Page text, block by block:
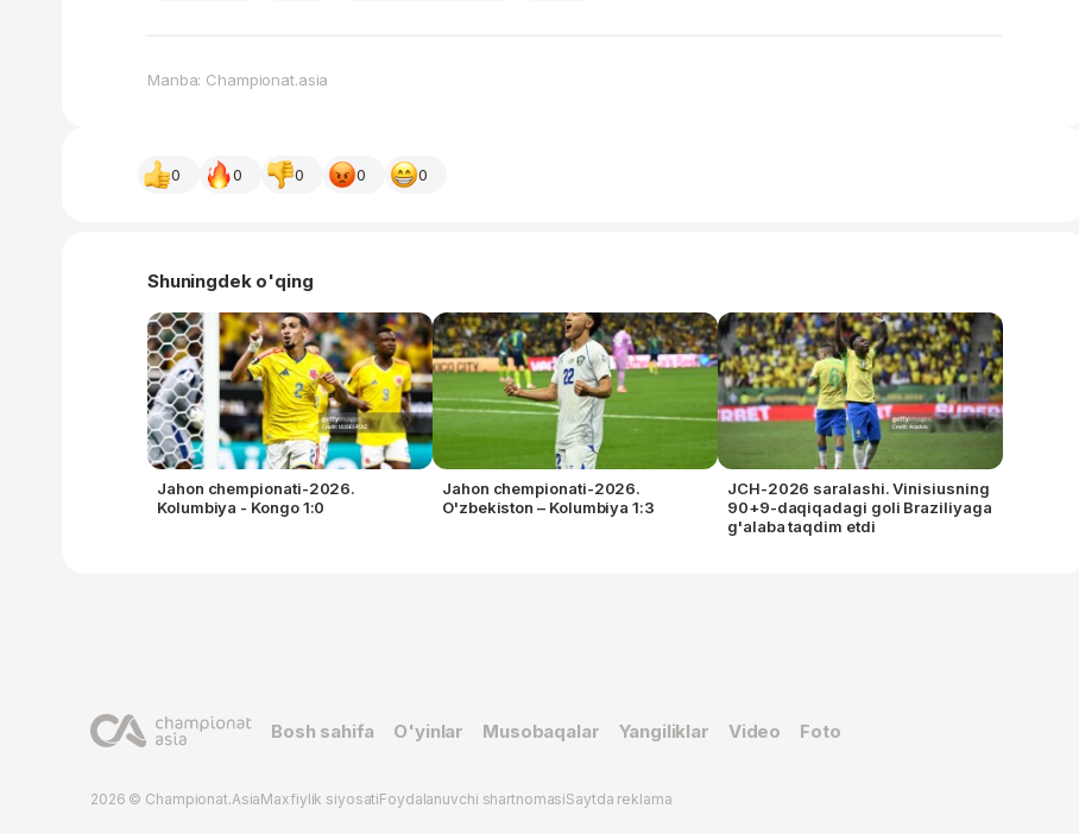
Manba: Championat.asia
0 0 0 0 0
Shuningdek o'qing
Jahon chempionati-2026.
Kolumbiya - Kongo 1:0
Jahon chempionati-2026.
O'zbekiston – Kolumbiya 1:3
JCH-2026 saralashi. Vinisiusning
90+9-daqiqadagi goli Braziliyaga
g'alaba taqdim etdi
Bosh sahifa O'yinlar Musobaqalar Yangiliklar Video Foto
2026 © Championat.AsiaMaxfiylik siyosatiFoydalanuvchi shartnomasiSaytda reklama